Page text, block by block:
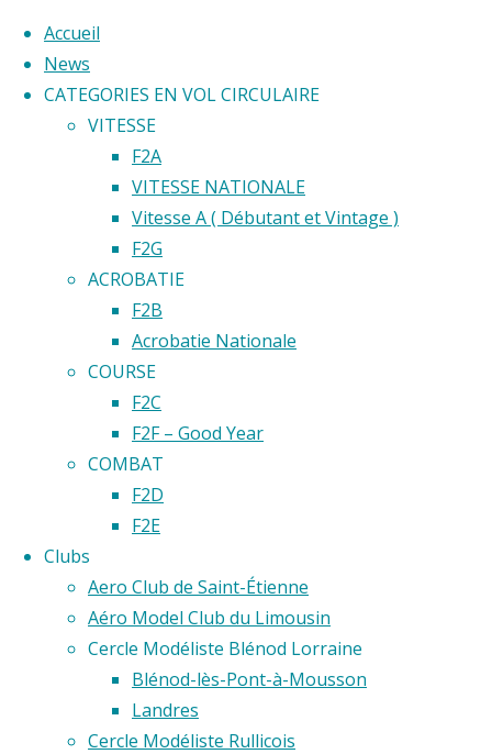
Accueil
News
CATEGORIES EN VOL CIRCULAIRE
VITESSE
F2A
VITESSE NATIONALE
Vitesse A ( Débutant et Vintage )
F2G
ACROBATIE
F2B
Acrobatie Nationale
COURSE
F2C
F2F – Good Year
COMBAT
F2D
F2E
Clubs
Aero Club de Saint-Étienne
Aéro Model Club du Limousin
Cercle Modéliste Blénod Lorraine
Blénod-lès-Pont-à-Mousson
Landres
Cercle Modéliste Rullicois
VCC FAI
View
©2020 Vol circulaire commandé